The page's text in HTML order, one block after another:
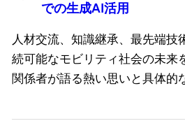
での生成AI活用
人材交流、知識継承、最先端技
続可能なモビリティ社会の未来
関係者が語る熱い思いと具体的